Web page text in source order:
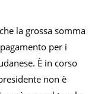
la grossa somma
per i
È in corso
non è